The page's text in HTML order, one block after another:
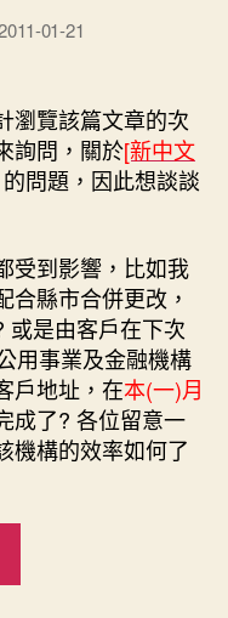
01-21
瀏覽該篇文章的次
詢問，關於[新中文
問題，因此想談談
受到影響，比如我
合縣市合併更改，
或是由客戶在下次
用事業及金融機構
戶地址，在本(一)月
成了? 各位留意一
機構的效率如何了